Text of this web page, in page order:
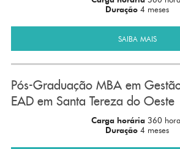
Duração 4 meses
SAIBA MAIS
Pós-Graduação MBA em
EAD em Santa Tereza do Oeste
Carga horária 360
Duração 4 meses